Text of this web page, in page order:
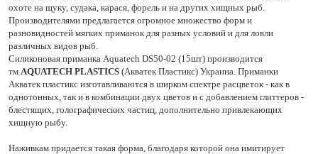
охоте на щуку, судака, карася, форель и на других хищных рыб.
Производителями предлагается огромное множество форм и
разновидностей мягких приманок для разных условий и для ловли
различных видов рыб.
Силиконовая приманка Aquatech DS50-02 (15шт) производится
тм AQUATECH PLASTICS(Акватек Пластикс) Украина. Приманки
Акватек пластикс изготавливаются в ширком спектре расцветок - как в
однотонных, так и в комбинации двух цветов и с добавлением глиттеров -
блестящих, голографических частиц, дополнительно привлекающих
хищную рыбу.
Наживкам придается такая форма, благодаря которой она имитирует